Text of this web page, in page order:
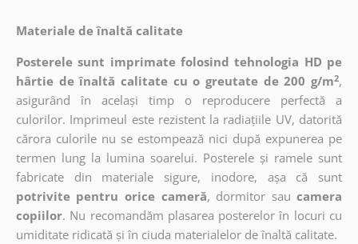
Materiale de înaltă calitate
Posterele sunt imprimate folosind tehnologia HD pe
hârtie de înaltă calitate cu o greutate de 200 g/m2,
asigurând în același timp o reproducere perfectă a
culorilor. Imprimeul este rezistent la radiațiile UV, datorită
cărora culorile nu se estompează nici după expunerea pe
termen lung la lumina soarelui. Posterele și ramele sunt
fabricate din materiale sigure, inodore, așa că sunt
potrivite pentru orice cameră, dormitor sau camera
copiilor. Nu recomandăm plasarea posterelor în locuri cu
umiditate ridicată și în ciuda materialelor de înaltă calitate.